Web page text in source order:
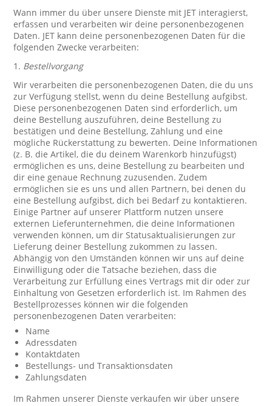
Wann immer du über unsere Dienste mit JET interagierst,
erfassen und verarbeiten wir deine personenbezogenen
Daten. JET kann deine personenbezogenen Daten für die
folgenden Zwecke verarbeiten:
1. Bestellvorgang
Wir verarbeiten die personenbezogenen Daten, die du uns
zur Verfügung stellst, wenn du deine Bestellung aufgibst.
Diese personenbezogenen Daten sind erforderlich, um
deine Bestellung auszuführen, deine Bestellung zu
bestätigen und deine Bestellung, Zahlung und eine
mögliche Rückerstattung zu bewerten. Deine Informationen
(z. B. die Artikel, die du deinem Warenkorb hinzufügst)
ermöglichen es uns, deine Bestellung zu bearbeiten und
dir eine genaue Rechnung zuzusenden. Zudem
ermöglichen sie es uns und allen Partnern, bei denen du
eine Bestellung aufgibst, dich bei Bedarf zu kontaktieren.
Einige Partner auf unserer Plattform nutzen unsere
externen Lieferunternehmen, die deine Informationen
verwenden können, um dir Statusaktualisierungen zur
Lieferung deiner Bestellung zukommen zu lassen.
Abhängig von den Umständen können wir uns auf deine
Einwilligung oder die Tatsache beziehen, dass die
Verarbeitung zur Erfüllung eines Vertrags mit dir oder zur
Einhaltung von Gesetzen erforderlich ist. Im Rahmen des
Bestellprozesses können wir die folgenden
personenbezogenen Daten verarbeiten:
Name
Adressdaten
Kontaktdaten
Bestellungs- und Transaktionsdaten
Zahlungsdaten
Im Rahmen unserer Dienste verkaufen wir über unsere